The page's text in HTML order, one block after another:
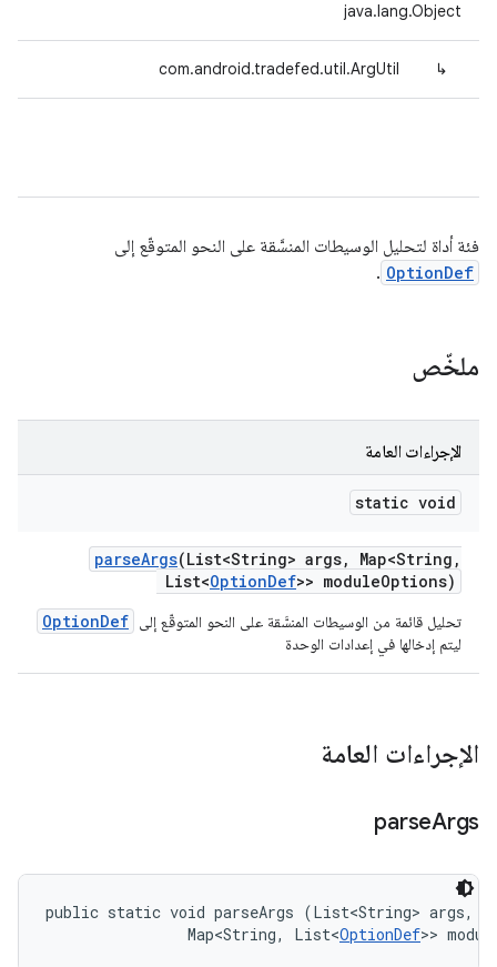
java.lang.Object
↳
com.android.tradefed.util.ArgUtil
فئة أداة لتحليل الوسيطات المنسَّقة على النحو المتوقّع إلى
OptionDef
.
ملخّص
الإجراءات العامة
static void
parseArgs(List<String> args, Map<String ,
List<OptionDef>> moduleOptions)
تحليل قائمة من الوسيطات المنسَّقة على النحو المتوقّع إلى OptionDef
ليتم إدخالها في إعدادات الوحدة
الإجراءات العامة
parseArgs
public static void parseArgs (List<String> args,
                Map<String, List<
OptionDef>>